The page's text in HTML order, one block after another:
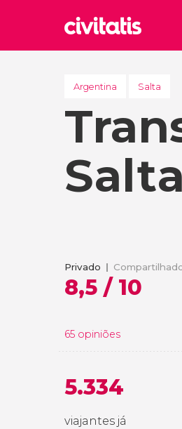
Argentina Salta
Salta
Privado
8,5 / 10
65 opiniões
5.334
viajantes já